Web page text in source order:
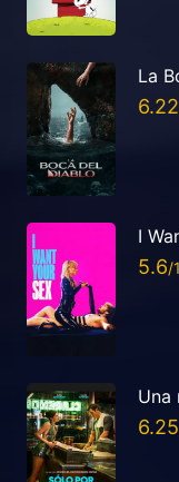
La
6.22
I
5.6
Una
6.25